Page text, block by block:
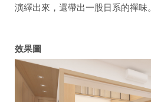
演繹出來，還帶出一股日系的禪味。
效果圖